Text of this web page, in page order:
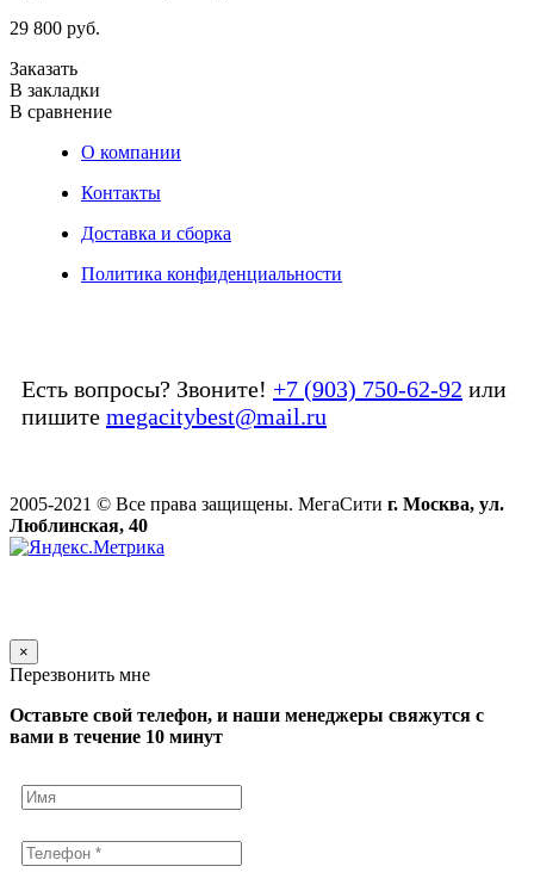
29 800 руб.
Заказать
В закладки
В сравнение
О компании
Контакты
Доставка и сборка
Политика конфиденциальности
Есть вопросы? Звоните! +7 (903) 750-62-92 или
пишите megacitybest@mail.ru
2005-2021 © Все права защищены. МегаСити г. Москва, ул.
Люблинская, 40
×
Перезвонить мне
Оставьте свой телефон, и наши менеджеры свяжутся с
вами в течение 10 минут